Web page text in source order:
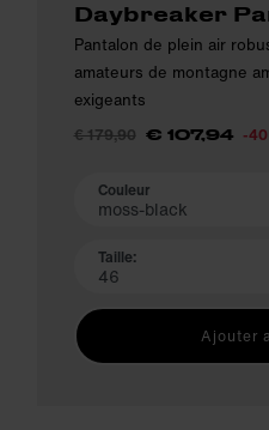
Daybreaker
Pantalon de plein air
amateurs de montagne
exigeants
€ 179,90 € 107,94 -
Couleur
moss-black
Taille:
46
Ajouter